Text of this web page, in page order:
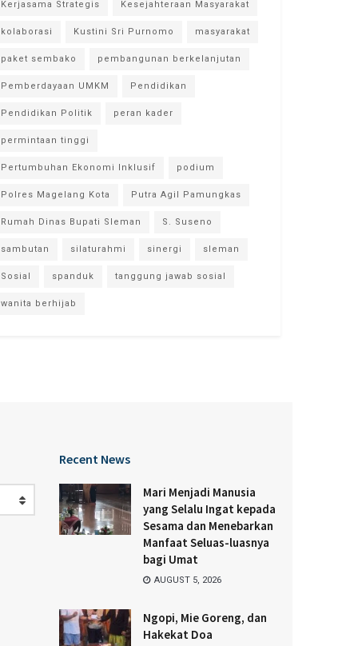
Kerjasama Strategis Kesejahteraan Masyarakat
kolaborasi Kustini Sri Purnomo masyarakat
paket sembako pembangunan berkelanjutan
Pemberdayaan UMKM Pendidikan
Pendidikan Politik peran kader
permintaan tinggi
Pertumbuhan Ekonomi Inklusif podium
Polres Magelang Kota Putra Agil Pamungkas
Rumah Dinas Bupati Sleman S. Suseno
sambutan silaturahmi sinergi sleman
Sosial spanduk tanggung jawab sosial
wanita berhijab
Recent News
Mari Menjadi Manusia
yang Selalu Ingat kepada
Sesama dan Menebarkan
Manfaat Seluas-luasnya
bagi Umat
AUGUST 5, 2026
Ngopi, Mie Goreng, dan
Hakekat Doa